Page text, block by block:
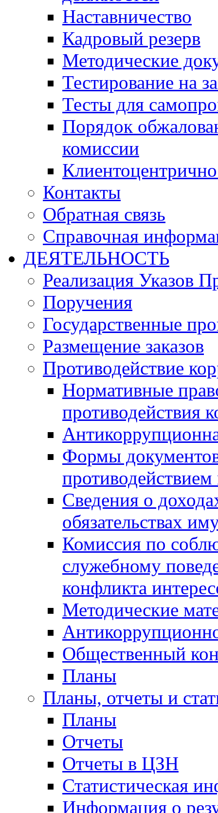
Наставничество
Кадровый резерв
Методические
Тестирование на
Тесты для
Порядок
комиссии
Контакты
Обратная связь
Справочная
ДЕЯТЕЛЬНОСТЬ
Реализация Указов
Поручения
Государственные
Размещение заказов
Противодействие
Нормативные
противодействия
Формы
Сведения о
обязательствах
Комиссия по
служебному
конфликта
Методические
Общественный
Планы
Планы, отчеты и
Планы
Отчеты
Отчеты в ЦЗН
Статистическая
Информация о